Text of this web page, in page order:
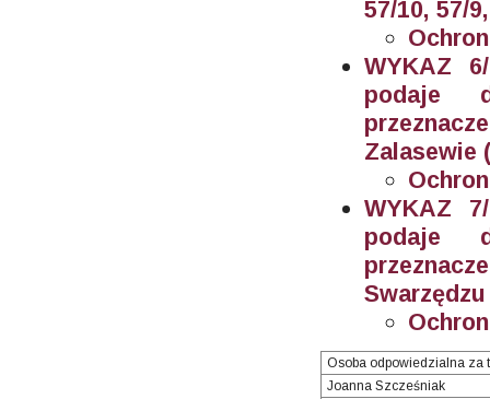
57/10, 57/
WYKAZ
podaje
Zalasewie
WYKAZ
podaje
Osoba odpowiedzialna za
Joanna Szcześniak